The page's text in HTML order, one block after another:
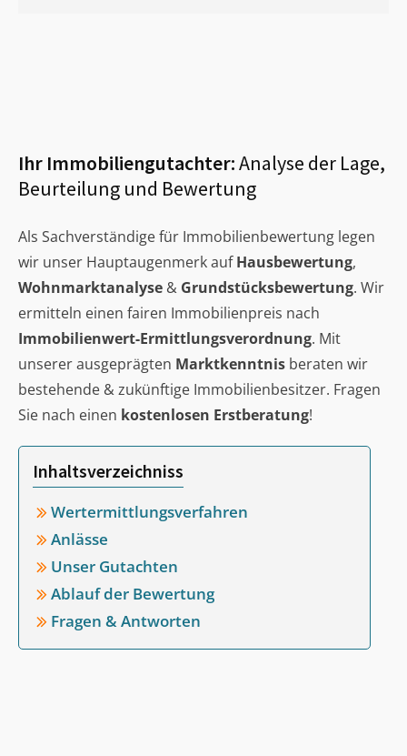
Ihr Immobiliengutachter:Analyse der Lage,
Beurteilung und Bewertung
Als Sachverständige für Immobilienbewertung legen
wir unser Hauptaugenmerk aufHausbewertung,
Wohnmarktanalyse & Grundstücksbewertung. Wir
ermitteln einen fairen Immobilienpreis nach
Immobilienwert-Ermittlungsverordnung. Mit
unserer ausgeprägten Marktkenntnis beraten wir
bestehende & zukünftige Immobilienbesitzer. Fragen
Sie nach einen kostenlosen Erstberatung!
Inhaltsverzeichniss
Wertermittlungsverfahren
Anlässe
Unser Gutachten
Ablauf der Bewertung
Fragen & Antworten